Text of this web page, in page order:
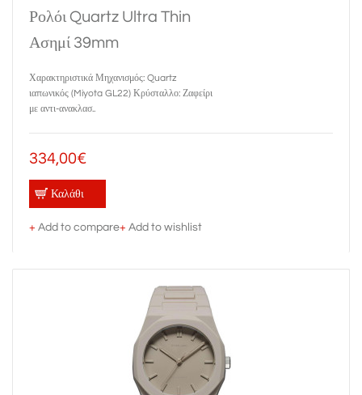
Ρολόι Quartz Ultra Thin
Ασημί 39mm
Χαρακτηριστικά Μηχανισμός: Quartz
ιαπωνικός (Miyota GL22) Κρύσταλλο: Ζαφείρι
με αντι-ανακλασ..
334,00€
Καλάθι
+ Add to compare+ Add to wishlist